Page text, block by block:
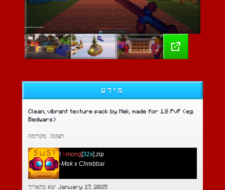
מידע
Clean, vibrant texture pack by Mek, made for 1.8 PvP (eg.
Bedwars)
תצוגה מקדימה
!Among[32x].zip
-Mek x Chrebbai
יצא בתאריך January 17, 2025